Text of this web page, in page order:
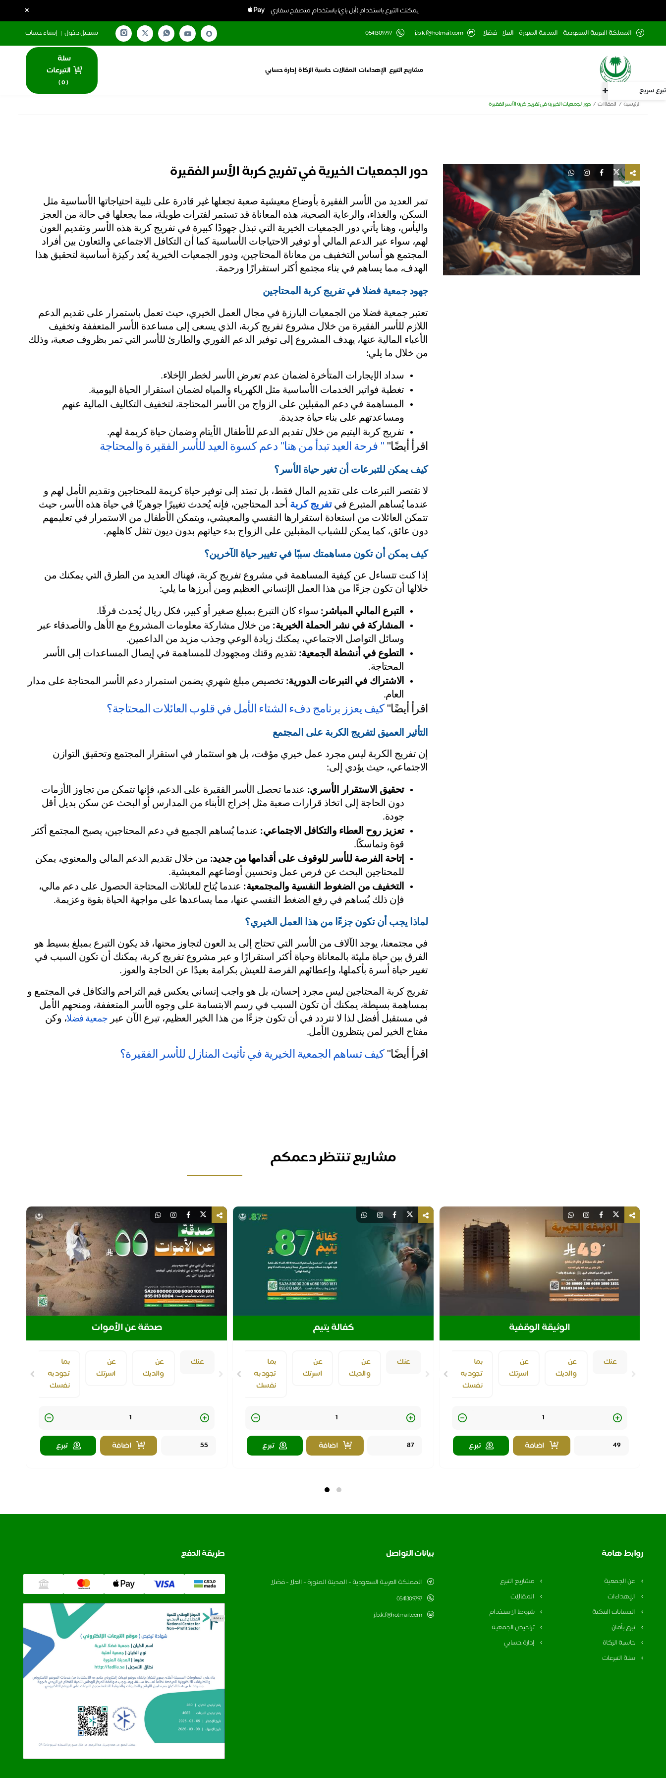
يمكنك التبرع باستخدام (أبل باي) باستخدام متصفح سفاري ×
تبرع سريع
المملكة العربية السعودية - المدينة المنورة - العلا - فضلا j.b.k.f@hotmail.com
0541309797 تسجيل دخول | إنشاء حساب
مشاريع التبرع الإهداءات المقالات حاسبة الزكاة إدارة حسابي
سلة
التبرعات
(
0
)
الرئيسية المقالات دور الجمعيات الخيرية في تفريج كربة الأسر الفقيرة
دور الجمعيات الخيرية في تفريج كربة الأسر الفقيرة
الهدف، مما يساهم في بناء مجتمع أكثر استقرارًا ورحمة.
جهود جمعية فضلا في تفريج كربة المحتاجين
من خلال ما يلي:
سداد الإيجارات المتأخرة لضمان عدم تعرض الأسر لخطر الإخلاء.
تغطية فواتير الخدمات الأساسية مثل الكهرباء والمياه لضمان استقرار الحياة اليومية.
ومساعدتهم على بناء حياة جديدة.
تفريج كربة اليتيم من خلال تقديم الدعم للأطفال الأيتام وضمان حياة كريمة لهم.
اقرأ أيضًا" " فرحة العيد تبدأ من هنا" دعم كسوة العيد للأسر الفقيرة والمحتاجة
كيف يمكن للتبرعات أن تغير حياة الأسر؟
عندما يُساهم المتبرع في تفريج كربة
دون عائق، كما يمكن للشباب المقبلين على الزواج بدء حياتهم بدون ديون تثقل كاهلهم.
كيف يمكن أن تكون مساهمتك سببًا في تغيير حياة الآخرين؟
خلالها أن تكون جزءًا من هذا العمل الإنساني العظيم ومن أبرزها ما يلي:
التبرع المالي المباشر: سواء كان التبرع بمبلغ صغير أو كبير، فكل ريال يُحدث فرقًا.
المشاركة في نشر الحملة الخيرية:
وسائل التواصل الاجتماعي، يمكنك زيادة الوعي وجذب مزيد من الداعمين.
التطوع في أنشطة الجمعية:
المحتاجة.
الاشتراك في التبرعات الدورية:
العام.
اقرأ أيضًا" كيف يعزز برنامج دفء الشتاء الأمل في قلوب العائلات المحتاجة؟
التأثير العميق لتفريج الكربة على المجتمع
الاجتماعي، حيث يؤدي إلى:
تحقيق الاستقرار الأسري:
جودة.
تعزيز روح العطاء والتكافل الاجتماعي:
قوة وتماسكًا.
إتاحة الفرصة للأسر للوقوف على أقدامها من جديد:
للمحتاجين البحث عن فرص عمل وتحسين أوضاعهم المعيشية.
التخفيف من الضغوط النفسية والمجتمعية:
فإن ذلك يُساهم في رفع الضغط النفسي عنها، مما يساعدها على مواجهة الحياة بقوة وعزيمة.
لماذا يجب أن تكون جزءًا من هذا العمل الخيري؟
تغيير حياة أسرة بأكملها، وإعطائهم الفرصة للعيش بكرامة بعيدًا عن الحاجة والعوز.
في مستقبل أفضل لذا لا تتردد في أن تكون جزءًا من هذا الخير العظيم، تبرع الآن عبر جمعية فضلا
مفتاح الخير لمن ينتظرون الأمل.
اقرأ أيضًا" كيف تساهم الجمعية الخيرية في تأثيث المنازل للأسر الفقيرة؟
مشاريع تنتظر دعمكم
الوثيقة الوقفية
عنك
عن
والديك
عن
اسرتك
بما
تجود به
نفسك
Quantity
اضافة
تبرع
كفالة يتيم
عنك
عن
والديك
عن
اسرتك
بما
تجود به
نفسك
Quantity
اضافة
تبرع
صدقة عن الأموات
عنك
عن
والديك
عن
اسرتك
بما
تجود به
نفسك
Quantity
اضافة
تبرع
روابط هامة
عن الجمعية
مشاريع التبرع
الإهداءات
المقالات
الحسابات البنكية
شروط الاستخدام
تبرع بأمان
تراخيص الجمعية
حاسبة الزكاة
إدارة حسابي
سلة التبرعات
بيانات التواصل
المملكة العربية السعودية - المدينة المنورة - العلا - فضلا
0541309797
j.b.k.f@hotmail.com
طريقة الدفع